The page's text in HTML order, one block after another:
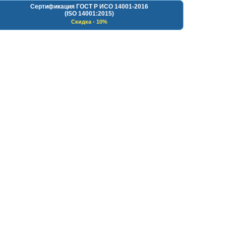
Сертификация ГОСТ Р ИСО 14001-2016
(ISO 14001:2015)
Скидка - 10%